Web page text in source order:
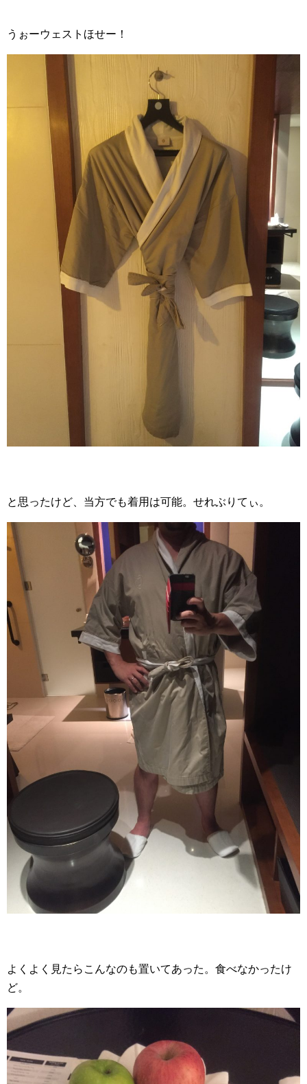
うぉーウェストほせー！
と思ったけど、当方でも着用は可能。せれぶりてぃ。
よくよく見たらこんなのも置いてあった。食べなかったけ
ど。